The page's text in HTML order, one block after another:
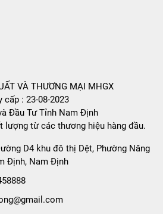
VÀ THƯƠNG MẠI MHGX
cấp : 23-08-2023
Đầu Tư Tỉnh Nam Định
lượng từ các thương hiệu hàng đầu.
D4 khu đô thị Dệt, Phường Năng
Định, Nam Định